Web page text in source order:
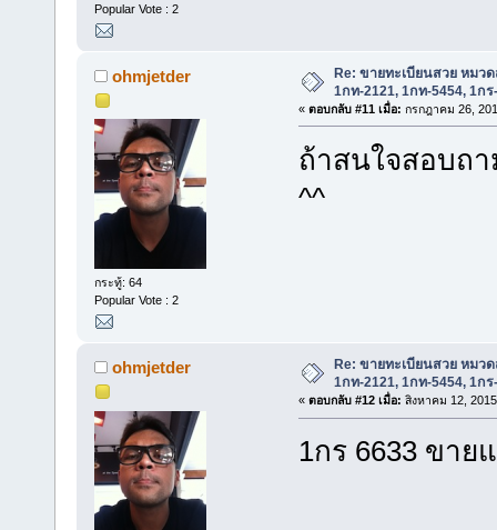
Popular Vote : 2
ohmjetder
กระทู้: 64
Popular Vote : 2
Re: ขายทะเบียนสวย หมว
1กท-2121, 1กท-5454, 1กร
« ตอบกลับ #11 เมื่อ: กรกฎาคม 26,
ถ้าสนใจสอบถ
^^
ohmjetder
Re: ขายทะเบียนสวย หมว
1กท-2121, 1กท-5454, 1กร
« ตอบกลับ #12 เมื่อ: สิงหาคม 12,
1กร 6633 ขาย